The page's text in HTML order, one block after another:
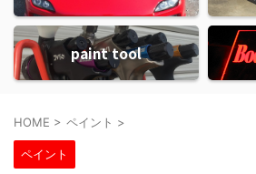
paint tool
HOME > ペイント >
ペイント